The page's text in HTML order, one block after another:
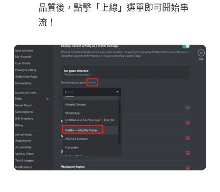
品質後，點擊「上線」選單即可開始串
流！
訂閱關於iMyMac應用程序的最佳
優惠信息和新聞。
溫馨提示
這個軟體只能在Mac上下載和使
用。你可以輸入你的電子郵件地
址來獲得下載鏈接和優惠券代